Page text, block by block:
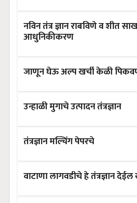
नविन तंत्र ज्ञान राबविणे व शीत
आधुनिकीकरण
उन्हाळी मुगाचे उत्पादन तंत्रज्ञान
तंत्रज्ञान मल्चिंग पेपरचे
वाटाणा लागवडीचे हे तंत्रज्ञान